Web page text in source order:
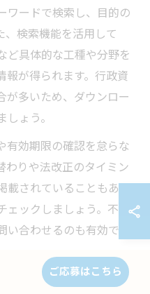
ワードで検索し、目的の
、検索機能を活用して
ど具体的な工種や分野を
報が得られます。行政資
が多いため、ダウンロー
ょう。
有効期限の確認を怠らな
わりや法改正のタイミン
されていることもある
ェックしましょう。不明
い合わせるのも有効で
ご応募はこちら